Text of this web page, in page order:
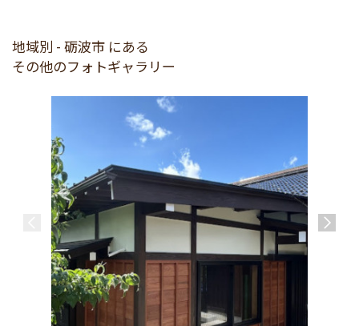
地域別 - 砺波市 にある
その他のフォトギャラリー